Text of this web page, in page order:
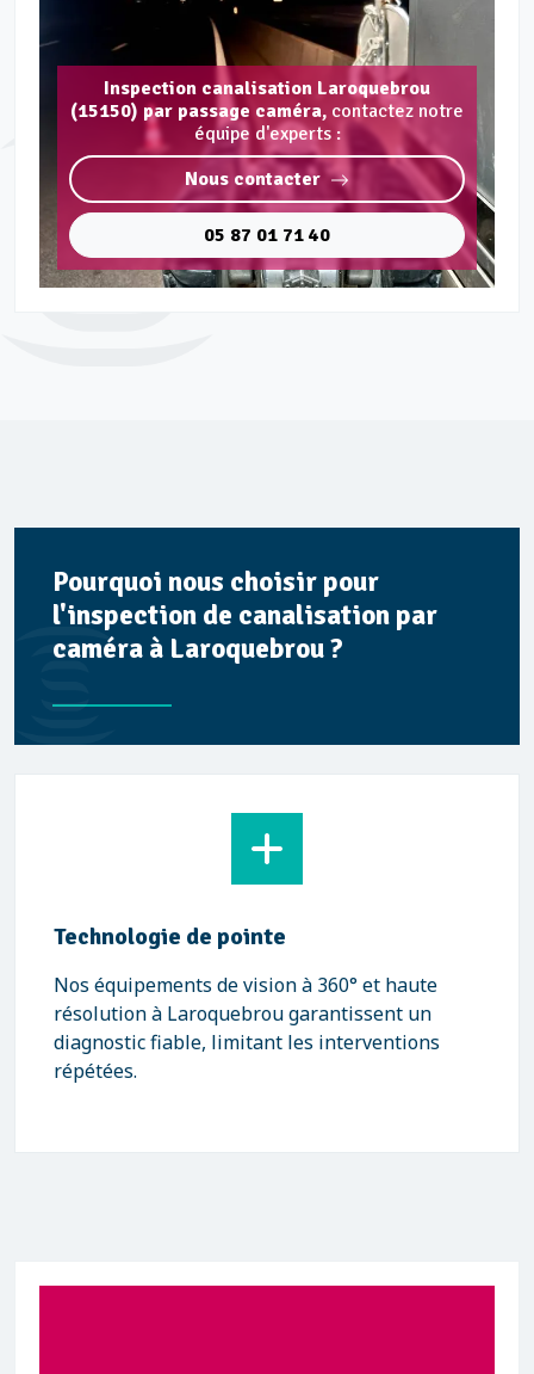
Inspection canalisation Laroquebrou
(15150) par passage caméra, contactez notre
équipe d'experts :
Nous contacter
05 87 01 71 40
Pourquoi nous choisir pour
l'inspection de canalisation par
caméra à Laroquebrou ?
Technologie de pointe
Nos équipements de vision à 360° et haute
résolution à Laroquebrou garantissent un
diagnostic fiable, limitant les interventions
répétées.